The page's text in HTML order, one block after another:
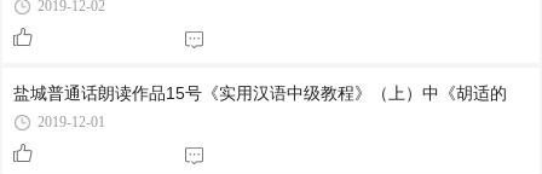
2019-12-02
盐城普通话朗读作品15号《实用汉语中级教程》（上）中《胡适的
2019-12-01